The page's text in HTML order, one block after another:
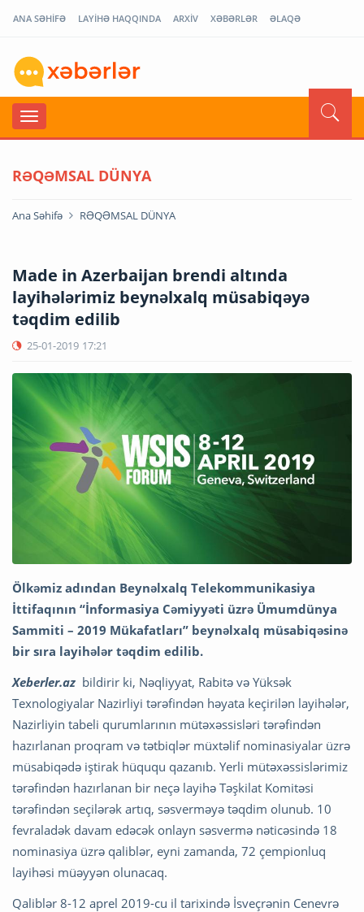
ANA SƏHİFƏ LAYİHƏ HAQQINDA ARXİV XƏBƏRLƏR ƏLAQƏ
RƏQƏMSAL DÜNYA
Ana Səhifə RƏQƏMSAL DÜNYA
Made in Azerbaijan brendi altında
layihələrimiz beynəlxalq müsabiqəyə
təqdim edilib
25-01-2019 17:21
Ölkəmiz adından Beynəlxalq Telekommunikasiya
İttifaqının “İnformasiya Cəmiyyəti üzrə Ümumdünya
Sammiti – 2019 Mükafatları” beynəlxalq müsabiqəsinə
bir sıra layihələr təqdim edilib.
Xeberler.az bildirir ki, Nəqliyyat, Rabitə və Yüksək
Texnologiyalar Nazirliyi tərəfindən həyata keçirilən layihələr,
Nazirliyin tabeli qurumlarının mütəxəssisləri tərəfindən
hazırlanan proqram və tətbiqlər müxtəlif nominasiyalar üzrə
müsabiqədə iştirak hüququ qazanıb. Yerli mütəxəssislərimiz
tərəfindən hazırlanan bir neçə layihə Təşkilat Komitəsi
tərəfindən seçilərək artıq, səsverməyə təqdim olunub. 10
fevraladək davam edəcək onlayn səsvermə nəticəsində 18
nominasiya üzrə qaliblər, eyni zamanda, 72 çempionluq
layihəsi müəyyən olunacaq.
Qaliblər 8-12 aprel 2019-cu il tarixində İsveçrənin Cenevrə